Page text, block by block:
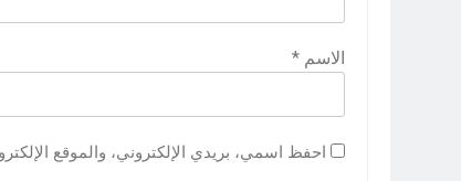
الاسم *
احفظ اسمي، بريدي الإلكتروني، والموقع